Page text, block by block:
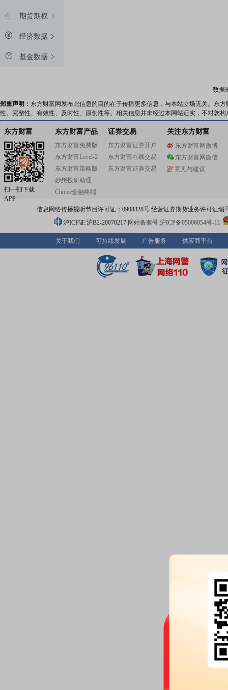
期货期权
经济数据
基金数据
数据
郑重声明： 东方财富网发布此信息的目的在于传播更多信息，与本站立场无关。东
性、完整性、有效性、及时性、原创性等。相关信息并未经过本网站证实，不对您
东方财富
扫一扫下载
APP
东方财富产品
东方财富免费版
东方财富Level-2
东方财富策略版
妙想投研助理
Choice金融终端
证券交易
东方财富证券开户
东方财富在线交易
东方财富证券交易
关注东方财富
东方财富网微博
东方财富网微信
意见与建议
信息网络传播视听节目许可证：0908328号 经营证券期货业务许可证编
沪ICP证:沪B2-20070217 网站备案号:沪ICP备05006054号-11
关于我们 可持续发展 广告服务 供应商平台